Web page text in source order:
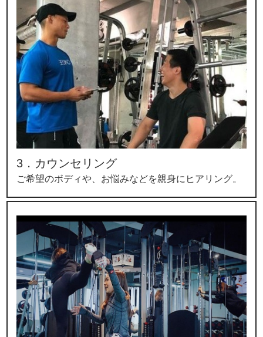
3．カウンセリング
ご希望のボディや、お悩みなどを親身にヒアリング。